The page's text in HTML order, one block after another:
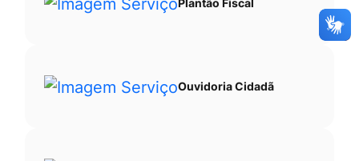
Plantão Fiscal
Ouvidoria Cidadã